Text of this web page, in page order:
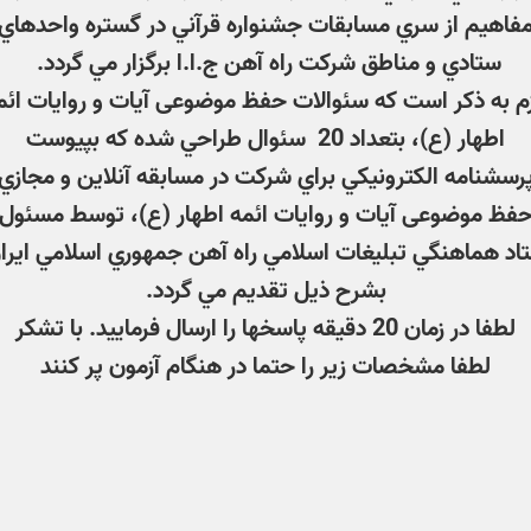
از سري مسابقات جشنواره قرآني در گستره
ستادي و مناطق شرکت راه آهن ج.ا.ا برگزار مي گردد.
به ذكر است كه سئوالات حفظ موضوعی آیات و روایات
اطهار (ع)، بتعداد 20 سئوال طراحي شده كه بپيوست
الكترونيكي براي شركت در مسابقه آنلاين و
موضوعی آیات و روایات ائمه اطهار (ع)، توسط
هماهنگي تبليغات اسلامي راه آهن جمهوري اسلامي
بشرح ذيل تقديم مي گردد.
لطفا در زمان 20 دقيقه پاسخها را ارسال فرماييد. با تشكر
لطفا مشخصات زیر را حتما در هنگام آزمون پر کنند